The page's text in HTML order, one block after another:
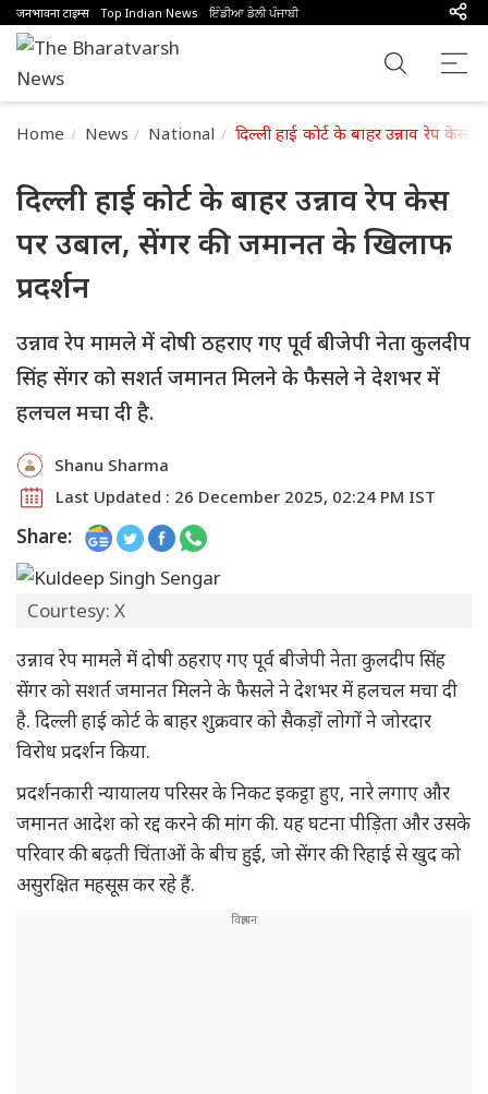
जनभावना टाइम्स Top Indian News ਇੰਡੀਆ ਡੇਲੀ ਪੰਜਾਬੀ
Home News National दिल्ली हाई कोर्ट के बाहर उन्नाव रेप
दिल्ली हाई कोर्ट के बाहर उन्नाव रेप केस
पर उबाल, सेंगर की जमानत के खिलाफ
प्रदर्शन
उन्नाव रेप मामले में दोषी ठहराए गए पूर्व बीजेपी नेता कुलदीप
सिंह सेंगर को सशर्त जमानत मिलने के फैसले ने देशभर में
हलचल मचा दी है.
Shanu Sharma
Last Updated : 26 December 2025, 02:24 PM IST
Share:
Courtesy: X
उन्नाव रेप मामले में दोषी ठहराए गए पूर्व बीजेपी नेता कुलदीप सिंह
सेंगर को सशर्त जमानत मिलने के फैसले ने देशभर में हलचल मचा दी
है. दिल्ली हाई कोर्ट के बाहर शुक्रवार को सैकड़ों लोगों ने जोरदार
विरोध प्रदर्शन किया.
प्रदर्शनकारी न्यायालय परिसर के निकट इकट्ठा हुए, नारे लगाए और
जमानत आदेश को रद्द करने की मांग की. यह घटना पीड़िता और उसके
परिवार की बढ़ती चिंताओं के बीच हुई, जो सेंगर की रिहाई से खुद को
असुरक्षित महसूस कर रहे हैं.